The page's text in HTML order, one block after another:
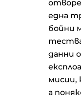
една
бойни
данни
мисии,
а